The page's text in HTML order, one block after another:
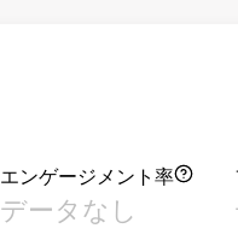
エンゲージメント率
データなし